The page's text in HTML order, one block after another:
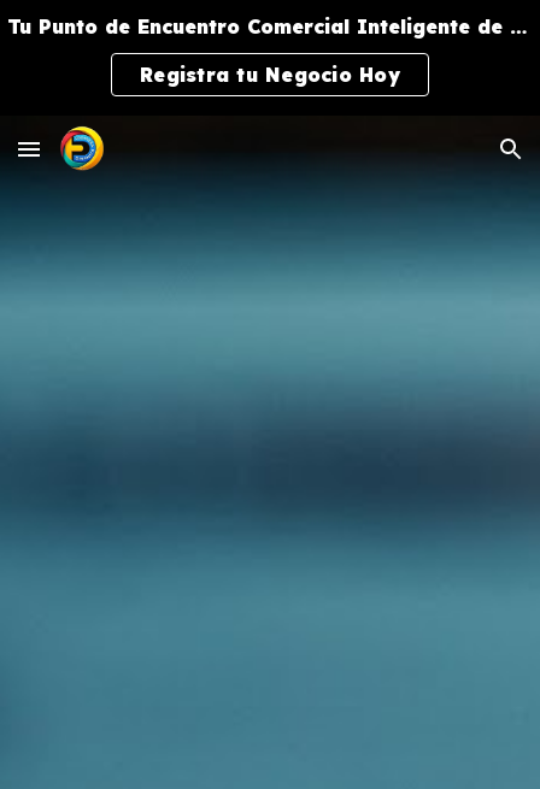
Skip to navigation
Tu Punto de Encuentro Comercial Inteligente de Negocios y Servicios
Registra tu Negocio Hoy